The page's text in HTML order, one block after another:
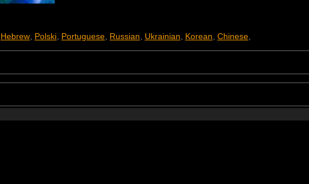
Hebrew, Polski, Portuguese, Russian, Ukrainian, Korean, Chinese,